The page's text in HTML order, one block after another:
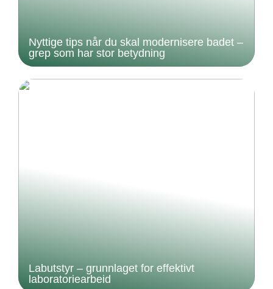
Nyttige tips når du skal modernisere badet –
grep som har stor betydning
Labutstyr – grunnlaget for effektivt
laboratoriearbeid